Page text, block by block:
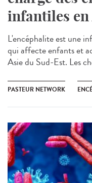
infantiles en
L'encéphalite est une
qui affecte enfants et
Asie du Sud-Est. Les
PASTEUR NETWORK